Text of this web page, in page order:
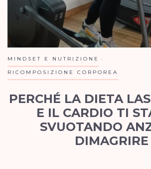
MINDSET E NUTRIZIONE
RICOMPOSIZIONE CORPOREA
PERCHÉ LA DIETA
E IL CARDIO TI
SVUOTANDO
DIMAGRIRE